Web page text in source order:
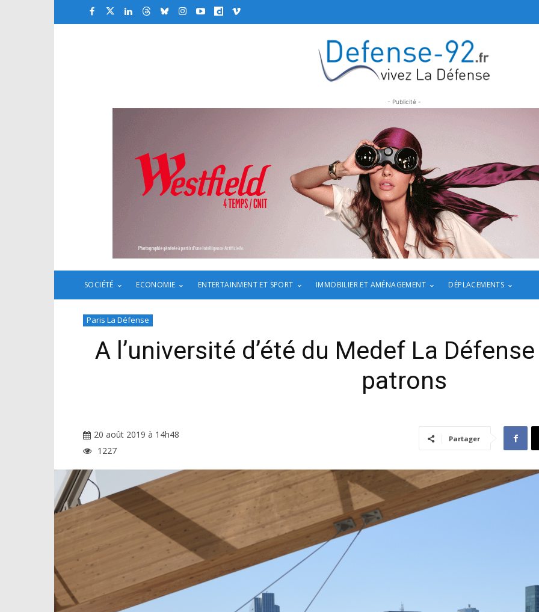
- Publicité -
SOCIÉTÉ ECONOMIE ENTERTAINMENT ET SPORT IMMOBILIER ET AMÉNAGEMENT DÉPLACEMENTS
Paris La Défense
A l’université d’été du Medef La
patrons
20 août 2019 à 14h48
1227
Partager